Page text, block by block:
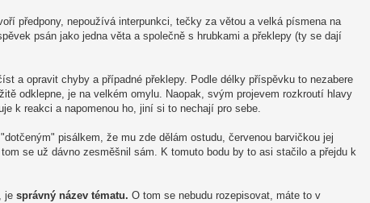
předpony, nepoužívá interpunkci, tečky za větou a velká písmena na
psán jako jedna věta a společně s hrubkami a překlepy (ty se dají
a opravit chyby a případné překlepy. Podle délky příspěvku to nezabere
odklepne, je na velkém omylu. Naopak, svým projevem rozkroutí hlavy
k reakci a napomenou ho, jiní si to nechají pro sebe.
pisálkem, že mu zde dělám ostudu, červenou barvičkou jej
se už dávno zesměšnil sám. K tomuto bodu by to asi stačilo a přejdu k
je správný název tématu. O tom se nebudu rozepisovat, máte to v